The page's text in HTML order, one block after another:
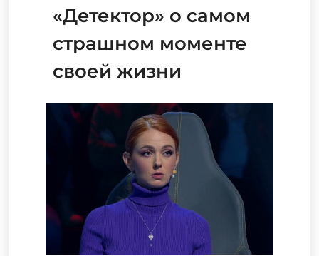
«Детектор» о самом
страшном моменте
своей жизни